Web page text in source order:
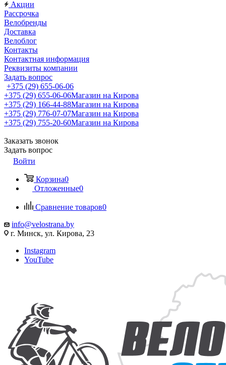
Акции
Рассрочка
Велобренды
Доставка
Велоблог
Контакты
Контактная информация
Реквизиты компании
Задать вопрос
+375 (29) 655-06-06
+375 (29) 655-06-06Магазин на Кирова
+375 (29) 166-44-88Магазин на Кирова
+375 (29) 776-07-07Магазин на Кирова
+375 (29) 755-20-60Магазин на Кирова
Заказать звонок
Задать вопрос
Войти
Корзина0
Отложенные0
Сравнение товаров0
info@velostrana.by
г. Минск, ул. Кирова, 23
Instagram
YouTube